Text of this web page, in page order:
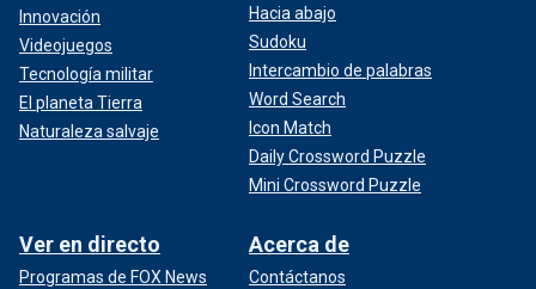
Innovación
Videojuegos
Tecnología militar
El planeta Tierra
Naturaleza salvaje
Hacia abajo
Sudoku
Intercambio de palabras
Word Search
Icon Match
Daily Crossword Puzzle
Mini Crossword Puzzle
Ver en directo
Programas de FOX News
Acerca de
Contáctanos